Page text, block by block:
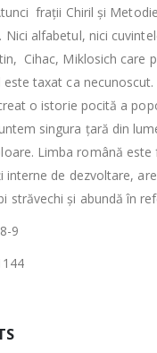
frații Chiril și
alfabetul, nici
Cihac, Miklosich care
taxat ca
o istorie pocită a
singura țară din
Limba română
de dezvoltare,
străvechi și abundă în
9